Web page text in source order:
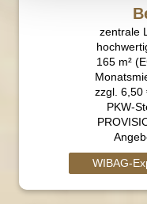
zentrale
165 m²
zzgl. 6,50
PKW-
WIBAG-